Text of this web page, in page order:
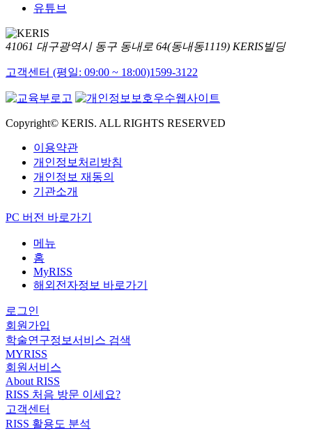
유튜브
41061 대구광역시 동구 동내로 64(동내동1119) KERIS빌딩
고객센터 (평일: 09:00 ~ 18:00)1599-3122
Copyright© KERIS. ALL RIGHTS RESERVED
이용약관
개인정보처리방침
개인정보 재동의
기관소개
PC 버전 바로가기
메뉴
홈
MyRISS
해외전자정보 바로가기
로그인
회원가입
학술연구정보서비스 검색
MYRISS
회원서비스
About RISS
RISS 처음 방문 이세요?
고객센터
RISS 활용도 분석